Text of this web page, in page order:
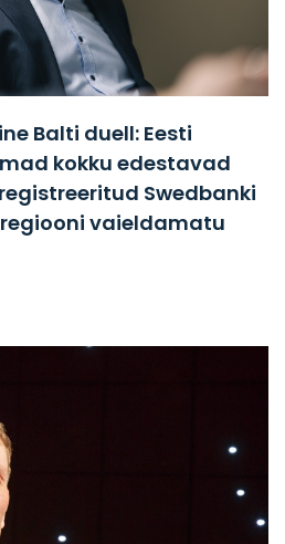
Balti duell: Eesti
kokku edestavad
Swedbanki
vaieldamatu